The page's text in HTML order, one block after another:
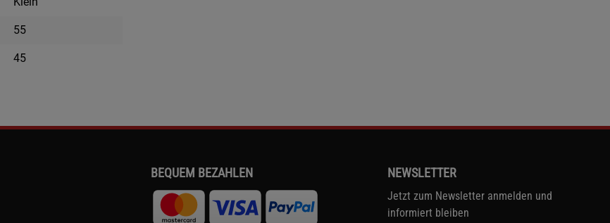
55
45
BEQUEM BEZAHLEN NEWSLETTER
Jetzt zum Newsletter anmelden und
informiert bleiben